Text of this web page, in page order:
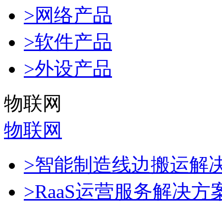
>网络产品
>软件产品
>外设产品
物联网
物联网
>智能制造线边搬运解
>RaaS运营服务解决方